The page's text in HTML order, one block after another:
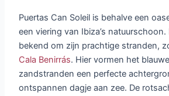
Puertas Can Soleil is behalve een
een viering van Ibiza’s
bekend om zijn prachtige stranden,
Cala Benirrás. Hier vormen het
zandstranden een perfecte
ontspannen dagje aan zee. De